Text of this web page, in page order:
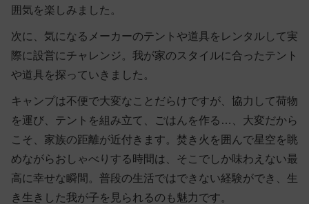
囲気を楽しみました。
次に、気になるメーカーのテントや道具をレンタルして実
際に設営にチャレンジ。我が家のスタイルに合ったテント
や道具を探っていきました。
キャンプは不便で大変なことだらけですが、協力して荷物
を運び、テントを組み立て、ごはんを作る…、大変だから
こそ、家族の距離が近付きます。焚き火を囲んで星空を眺
めながらおしゃべりする時間は、そこでしか味わえない最
高に幸せな瞬間。普段の生活ではできない経験ができ、生
き生きした我が子を見られるのも魅力です。